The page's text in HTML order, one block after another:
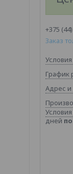
+375
Заказ
График
Адрес и
дней